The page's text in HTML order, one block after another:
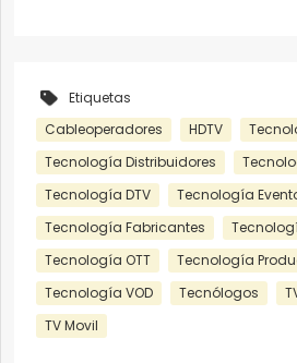
Etiquetas
Cableoperadores
HDTV
Tecnología Distribuidores
Tecnología DTV
Tecnología
Tecnología Fabricantes
Tecnología OTT
Tecnología
Tecnología VOD
Tecnólogos
TV Movil